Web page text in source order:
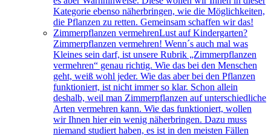
Kategorie ebenso näherbringen, wie die Möglichkeiten,
die Pflanzen zu retten. Gemeinsam schaffen wir das!
Zimmerpflanzen vermehrenLust auf Kindergarten?
Zimmerpflanzen vermehren! Wenn´s auch mal was
Kleines sein darf, ist unsere Rubrik „Zimmerpflanzen
vermehren“ genau richtig. Wie das bei den Menschen
geht, weiß wohl jeder. Wie das aber bei den Pflanzen
funktioniert, ist nicht immer so klar. Schon allein
deshalb, weil man Zimmerpflanzen auf unterschiedliche
Arten vermehren kann. Wie das funktioniert, wollen
wir Ihnen hier ein wenig näherbringen. Dazu muss
niemand studiert haben, es ist in den meisten Fällen